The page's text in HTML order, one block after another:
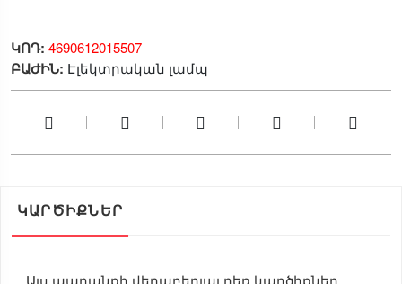
ԿՈԴ: 4690612015507
ԲԱԺԻՆ: Էլեկտրական լամպ
ԿԱՐԾԻՔՆԵՐ
Այս ապրանքի վերաբերյալ դեռ կարծիքներ